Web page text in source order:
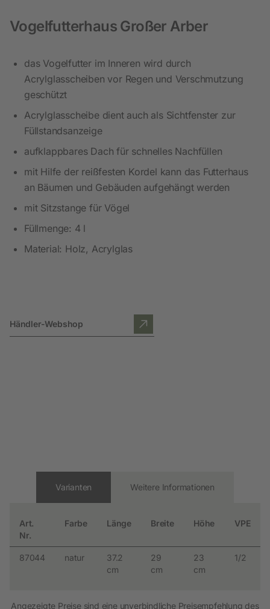
Vogelfutterhaus Großer Arber
das Vogelfutter im Inneren wird durch
Acrylglasscheiben vor Regen und Verschmutzung
geschützt
Acrylglasscheibe dient auch als Sichtfenster zur
Füllstandsanzeige
aufklappbares Dach für schnelles Nachfüllen
mit Hilfe der reißfesten Kordel kann das Futterhaus
an Bäumen und Gebäuden aufgehängt werden
mit Sitzstange für Vögel
Füllmenge: 4 l
Material: Holz, Acrylglas
Händler-Webshop
Varianten
Art.
Nr.
Farbe Länge Breite Höhe VPE
87044 natur
37.2
cm
29
cm
23
cm
1/2
Weitere Informationen
Angezeigte Preise sind eine unverbindliche Preisempfehlung des